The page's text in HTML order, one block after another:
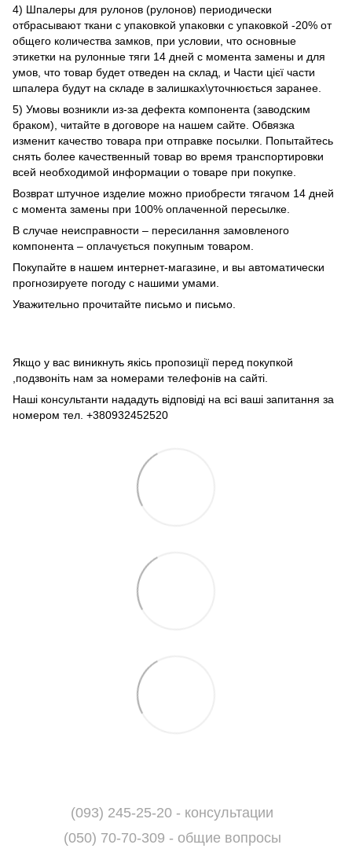
4) Шпалеры для рулонов (рулонов) периодически
отбрасывают ткани с упаковкой упаковки с упаковкой -20% от
общего количества замков, при условии, что основные
этикетки на рулонные тяги 14 дней с момента замены и для
умов, что товар будет отведен на склад, и Части цієї части
шпалера будут на складе в залишках\уточнюється заранее.
5) Умовы возникли из-за дефекта компонента (заводским
браком), читайте в договоре на нашем сайте. Обвязка
изменит качество товара при отправке посылки. Попытайтесь
снять более качественный товар во время транспортировки
всей необходимой информации о товаре при покупке.
Возврат штучное изделие можно приобрести тягачом 14 дней
с момента замены при 100% оплаченной пересылке.
В случае неисправности – пересилання замовленого
компонента – оплачується покупным товаром.
Покупайте в нашем интернет-магазине, и вы автоматически
прогнозируете погоду с нашими умами.
Уважительно прочитайте письмо и письмо.
Якщо у вас виникнуть якісь пропозиції перед покупкой
,подзвоніть нам за номерами телефонів на сайті.
Наші консультанти нададуть відповіді на всі ваші запитання за
номером тел. +380932452520
(093) 245-25-20 - консультации
(050) 70-70-309 - общие вопросы